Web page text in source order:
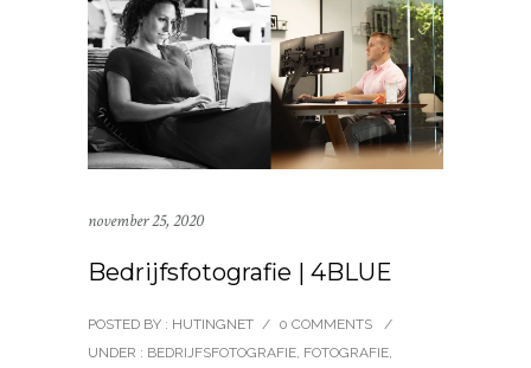
november 25, 2020
Bedrijfsfotografie | 4BLUE
POSTED BY : HUTINGNET / 0 COMMENTS
/
UNDER : BEDRIJFSFOTOGRAFIE, FOTOGRAFIE,